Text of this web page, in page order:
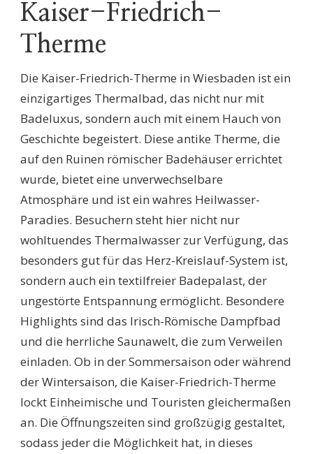
Kaiser-Friedrich-
Therme
Die Kaiser-Friedrich-Therme in Wiesbaden ist ein
einzigartiges Thermalbad, das nicht nur mit
Badeluxus, sondern auch mit einem Hauch von
Geschichte begeistert. Diese antike Therme, die
auf den Ruinen römischer Badehäuser errichtet
wurde, bietet eine unverwechselbare
Atmosphäre und ist ein wahres Heilwasser-
Paradies. Besuchern steht hier nicht nur
wohltuendes Thermalwasser zur Verfügung, das
besonders gut für das Herz-Kreislauf-System ist,
sondern auch ein textilfreier Badepalast, der
ungestörte Entspannung ermöglicht. Besondere
Highlights sind das Irisch-Römische Dampfbad
und die herrliche Saunawelt, die zum Verweilen
einladen. Ob in der Sommersaison oder während
der Wintersaison, die Kaiser-Friedrich-Therme
lockt Einheimische und Touristen gleichermaßen
an. Die Öffnungszeiten sind großzügig gestaltet,
sodass jeder die Möglichkeit hat, in dieses